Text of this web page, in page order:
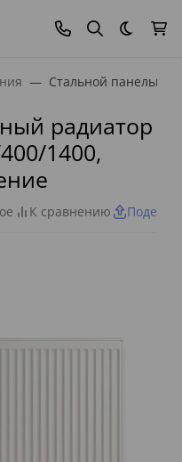
Темная
Стальной
радиатор
1400,
К сравнению